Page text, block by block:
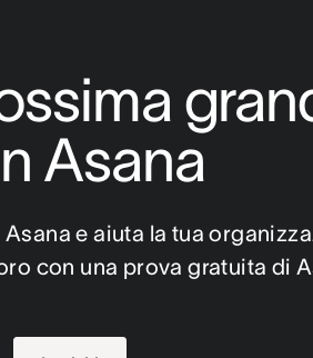
Asana
e aiuta la tua
con una prova gratuita di